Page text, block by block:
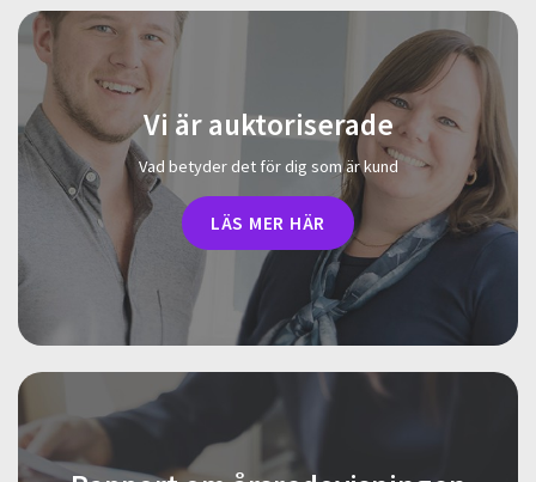
Vi är auktoriserade
Vad betyder det för dig som är kund
LÄS MER HÄR